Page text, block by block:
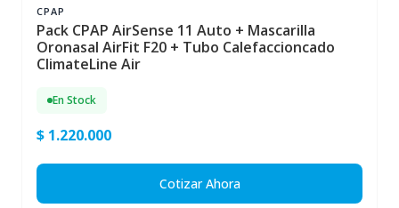
CPAP
Pack CPAP AirSense 11 Auto + Mascarilla
Oronasal AirFit F20 + Tubo Calefaccioncado
ClimateLine Air
En Stock
$ 1.220.000
Cotizar Ahora